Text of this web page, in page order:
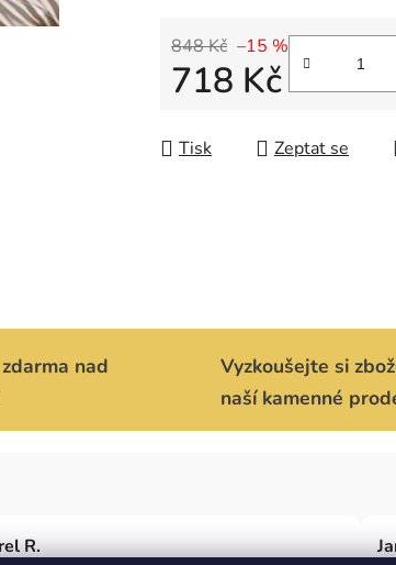
848 Kč –15 %
718 Kč
Tisk Zeptat se
nad
Vyzkoušejte si
naší kamenné
R.